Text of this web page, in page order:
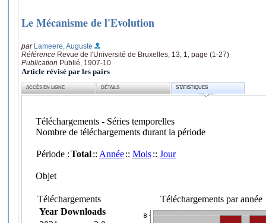
Le Mécanisme de l'Evolution
par Lameere, Auguste
Référence Revue de l'Université de Bruxelles, 13, 1, page (1-27)
Publication Publié, 1907-10
Article révisé par les pairs
ACCÈS EN LIGNE DÉTAILS STATISTIQUES